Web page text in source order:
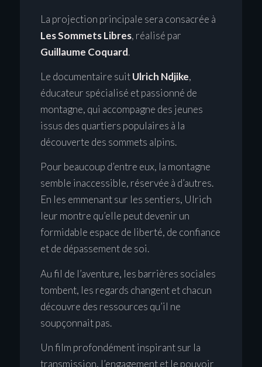
La projection principale sera consacrée à
Les Sommets Libres, réalisé par
Guillaume Coquard.
Le documentaire suitUlrich Ndjike,
éducateur spécialisé et passionné de
montagne, qui accompagne des jeunes
issus des quartiers populaires à la
découverte des sommets alpins.
Pour beaucoup d’entre eux, la montagne
semble inaccessible, réservée à d’autres.
En les emmenant sur les sentiers, Ulrich
leur montre qu’elle peut devenir un
formidable espace de liberté, de confiance
et de dépassement de soi.
Au fil de l’aventure, les barrières sociales
tombent, les regards changent et chacun
découvre des ressources qu’il ne
soupçonnait pas.
Un film profondément inspirant sur la
transmission, l’engagement et le pouvoir